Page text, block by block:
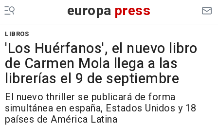
europa press
LIBROS
'Los Huérfanos', el nuevo libro
de Carmen Mola llega a las
librerías el 9 de septiembre
El nuevo thriller se publicará de forma
simultánea en españa, Estados Unidos y 18
países de América Latina